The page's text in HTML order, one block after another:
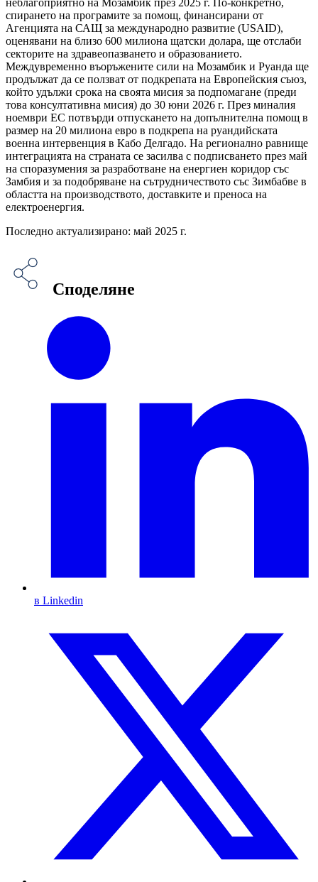
спирането на програмите за помощ, финансирани от
Агенцията на САЩ за международно развитие (USAID),
оценявани на близо 600 милиона щатски долара, ще отслаби
секторите на здравеопазването и образованието.
Междувременно въоръжените сили на Мозамбик и Руанда ще
продължат да се ползват от подкрепата на Европейския съюз,
който удължи срока на своята мисия за подпомагане (преди
това консултативна мисия) до 30 юни 2026 г. През миналия
ноември ЕС потвърди отпускането на допълнителна помощ в
размер на 20 милиона евро в подкрепа на руандийската
военна интервенция в Кабо Делгадо. На регионално равнище
интеграцията на страната се засилва с подписването през май
на споразумения за разработване на енергиен коридор със
Замбия и за подобряване на сътрудничеството със Зимбабве в
областта на производството, доставките и преноса на
електроенергия.
Последно актуализирано: май 2025 г.
Споделяне
в Linkedin